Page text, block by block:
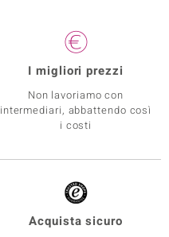
I migliori prezzi
Non lavoriamo con
intermediari, abbattendo così
i costi
Acquista sicuro